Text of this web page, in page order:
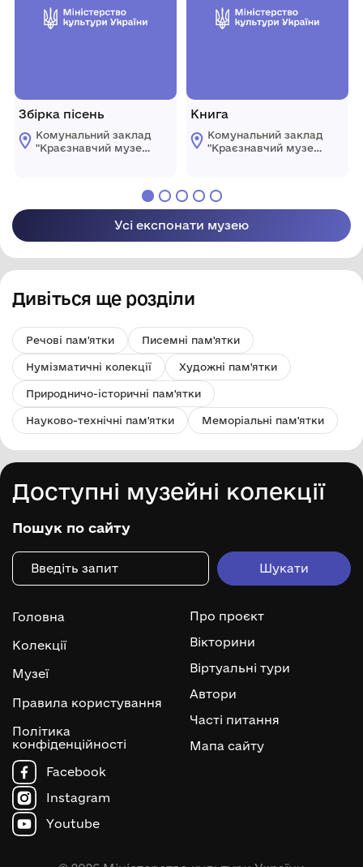
Збірка пісень
Комунальний заклад
"Краєзнавчий музей
Книга
Комунальний заклад
"Краєзнавчий музей
Усі експонати музею
Дивіться ще розділи
Речові пам'ятки Писемні пам'ятки
Нумізматичні колекції Художні пам'ятки
Природничо-історичні пам'ятки
Науково-технічні пам'ятки Меморіальні пам'ятки
Доступні музейні колекції
Пошук по сайту
Головна
Колекції
Музеї
Правила користування
Політика
конфіденційності
Про проєкт
Вікторини
Віртуальні тури
Автори
Часті питання
Мапа сайту
Facebook
Instagram
Youtube